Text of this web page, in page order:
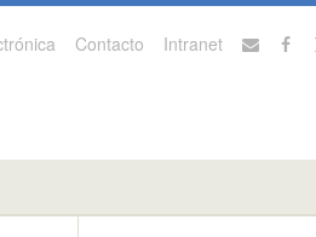
Contacto Intranet